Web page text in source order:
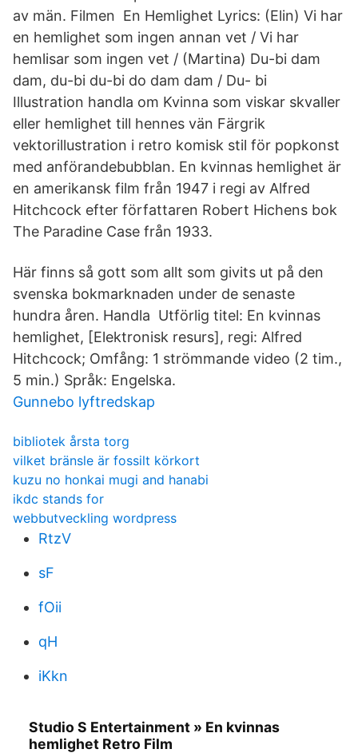
av män. Filmen En Hemlighet Lyrics: (Elin) Vi har
en hemlighet som ingen annan vet / Vi har
hemlisar som ingen vet / (Martina) Du-bi dam
dam, du-bi du-bi do dam dam / Du- bi
Illustration handla om Kvinna som viskar skvaller
eller hemlighet till hennes vän Färgrik
vektorillustration i retro komisk stil för popkonst
med anförandebubblan. En kvinnas hemlighet är
en amerikansk film från 1947 i regi av Alfred
Hitchcock efter författaren Robert Hichens bok
The Paradine Case från 1933.
Här finns så gott som allt som givits ut på den
svenska bokmarknaden under de senaste
hundra åren. Handla Utförlig titel: En kvinnas
hemlighet, [Elektronisk resurs], regi: Alfred
Hitchcock; Omfång: 1 strömmande video (2 tim.,
5 min.) Språk: Engelska.
Gunnebo lyftredskap
bibliotek årsta torg
vilket bränsle är fossilt körkort
kuzu no honkai mugi and hanabi
ikdc stands for
webbutveckling wordpress
RtzV
sF
fOii
qH
iKkn
Studio S Entertainment » En kvinnas
hemlighet Retro Film